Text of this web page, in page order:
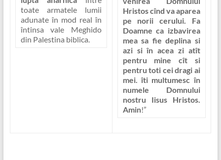
toate armatele lumii
adunate în mod real în
întinsa vale Meghido
din Palestina biblica.
Hristos cînd va aparea
pe norii cerului. Fa
Doamne ca izbavirea
mea sa fie deplina si
azi si în acea zi atît
pentru mine cît si
pentru toti cei dragi ai
mei. îti multumesc în
numele Domnului
nostru Iisus Hristos.
Amin!”